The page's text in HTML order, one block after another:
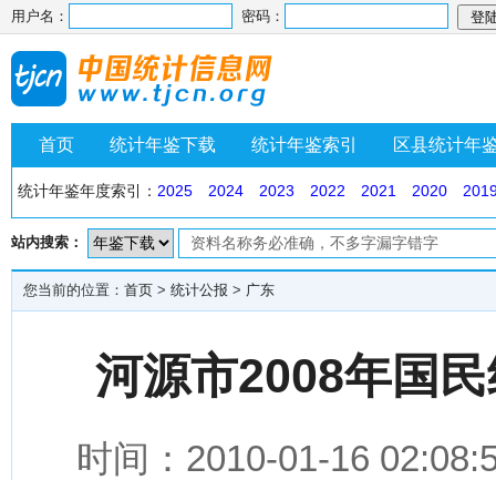
用户名： 密码：
首页 统计年鉴下载 统计年鉴索引 区县统计年
统计年鉴年度索引： 2025 2024 2023 2022 2021 2020
站内搜索：
您当前的位置： 首页 > 统计公报 > 广东
河源市2008年国
时间：2010-01-16